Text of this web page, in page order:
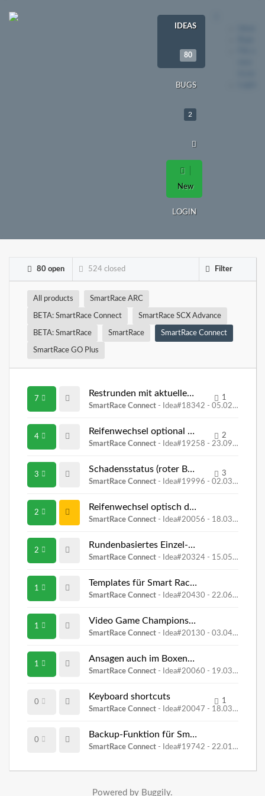
IDEAS
80
BUGS
2
New
LOGIN
80 open 524 closed Filter
All products SmartRace ARC
BETA: SmartRace Connect SmartRace SCX Advance
BETA: SmartRace SmartRace SmartRace Connect
SmartRace GO Plus
7
Restrunden mit aktueller Tankfüllung
SmartRace Connect - Idea#18342 - 05.02.2025, 13:35
1
4
Reifenwechsel optional über SmartRace Connect auslösen
SmartRace Connect - Idea#19258 - 23.09.2025, 14:55
2
3
Schadensstatus (roter Balken/Prozentwert) an Connect übergeben
SmartRace Connect - Idea#19996 - 02.03.2026, 20:59
3
2
Reifenwechsel optisch durch Drehen des Reifens in Smart Connect anzeigen
SmartRace Connect - Idea#20056 - 18.03.2026, 10:45
2
Rundenbasiertes Einzel-Langzeitfahren
SmartRace Connect - Idea#20324 - 15.05.2026, 17:06
1
Templates für Smart Race connect
SmartRace Connect - Idea#20430 - 22.06.2026, 08:32
1
Video Game Championship Mode and Digital Currency
SmartRace Connect - Idea#20130 - 03.04.2026, 23:52
1
Ansagen auch im Boxenfunk
SmartRace Connect - Idea#20060 - 19.03.2026, 12:43
0
Keyboard shortcuts
SmartRace Connect - Idea#20047 - 18.03.2026, 00:16
1
0
Backup-Funktion für SmartRace Connect
SmartRace Connect - Idea#19742 - 22.01.2026, 12:23
Powered by Buggily.